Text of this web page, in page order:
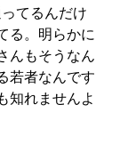
てるんだけ
る。明らかに
んもそうなん
若者なんです
知れませんよ